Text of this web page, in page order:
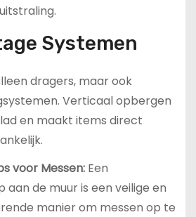
Systemen
dragers, maar ook
Verticaal opbergen
en maakt items direct
voor Messen:Een
aan de muur is een veilige en
manier om messen op te